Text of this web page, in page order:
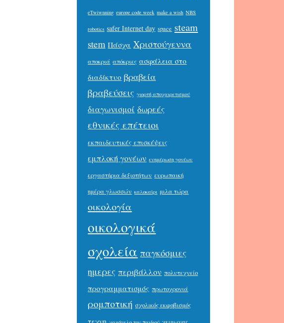
eTwiwnning europe code week make a wish NBS
robotics safer Internet day space steam
stem Πάσχα Χριστούγεννα
αποκριά απόκριες ασφάλεια στο
διαδίκτυο βραβεία
βραβεύσεις γιορτή αποχαιρετισμού
διαγωνισμοί δωρεές
εθνικές επέτειοι
εκπαιδευτικές επισκέψεις
εμπλοκή γονέων ενημέρωση γονέων
εργαστήρια δεξιοτήτων ευρωπαική
ημέρα γλωσσών καλοκαίρι μιλα τώρα
οικολογία
οικολογικά
σχολεία παγκόσμιες
ημερες περιβάλλον πολυτεχνείο
προγραμματισμός πρωτοχρονιά
ρομποτική σχολικός εκφοβισμός
τεχνη